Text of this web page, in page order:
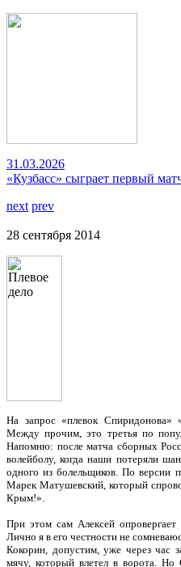
31.03.2026
«Кузбасс» сыграет первый
next prev
28 сентября 2014
На запрос «плевок Спиридонова»
Между прочим, это третья по
Напомню: после матча сборных
волейболу, когда наши потеряли
одного из болельщиков. По версии
Марек Матушевский, который
Крым!».
При этом сам Алексей
Лично я в его честности не
Кокорин, допустим, уже через час
мячу, который влетел в ворота.